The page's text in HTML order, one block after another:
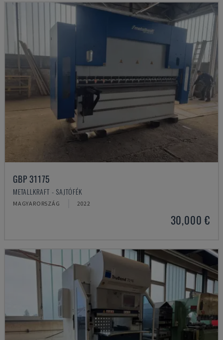
GBP 31175
METALLKRAFT - SAJTÓFÉK
MAGYARORSZÁG 2022
30,000 €